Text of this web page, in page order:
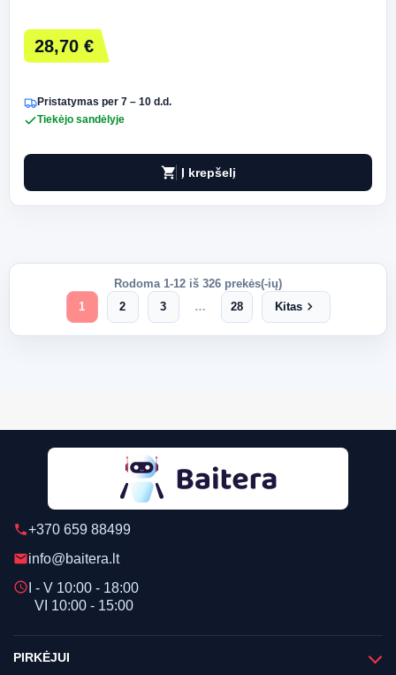
28,70 €
Pristatymas per 7 – 10 d.d.
Tiekėjo sandėlyje
shopping_cart Į krepšelį
Rodoma 1-12 iš 326 prekės(-ių)
1
2 3 … 28 Kitaschevron_right
phone+370 659 88499
emailinfo@baitera.lt
schedule I - V 10:00 - 18:00
VI 10:00 - 15:00
PIRKĖJUI